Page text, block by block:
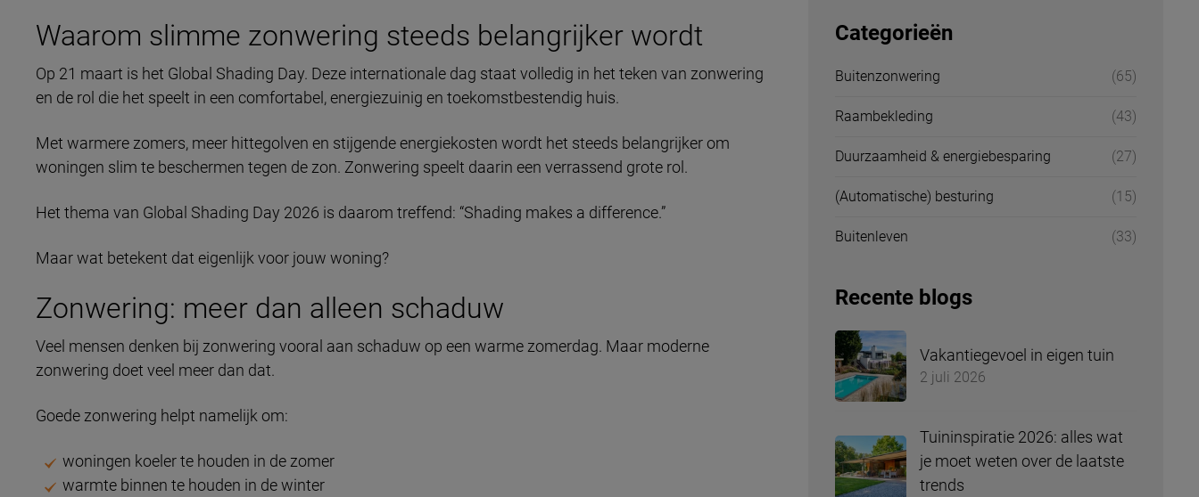
Waarom slimme zonwering steeds belangrijker wordt
Op 21 maart is het Global Shading Day. Deze internationale dag staat volledig in het teken van zonwering
en de rol die het speelt in een comfortabel, energiezuinig en toekomstbestendig huis.
Met warmere zomers, meer hittegolven en stijgende energiekosten wordt het steeds belangrijker om
woningen slim te beschermen tegen de zon. Zonwering speelt daarin een verrassend grote rol.
Het thema van Global Shading Day 2026 is daarom treffend: “Shading makes a difference.”
Maar wat betekent dat eigenlijk voor jouw woning?
Zonwering: meer dan alleen schaduw
Veel mensen denken bij zonwering vooral aan schaduw op een warme zomerdag. Maar moderne
zonwering doet veel meer dan dat.
Goede zonwering helpt namelijk om:
woningen koeler te houden in de zomer
warmte binnen te houden in de winter
Categorieën
Buitenzonwering (65)
Raambekleding (43)
Duurzaamheid & energiebesparing (27)
(Automatische) besturing (15)
Buitenleven (33)
Recente blogs
Vakantiegevoel in eigen tuin
2 juli 2026
Tuininspiratie 2026: alles wat
je moet weten over de laatste
trends